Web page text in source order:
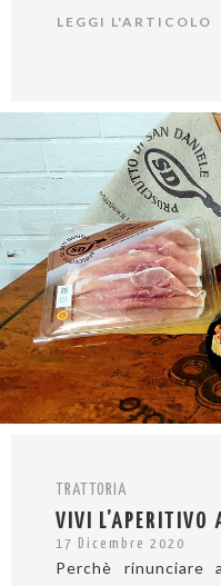
LEGGI L'ARTICOLO
TRATTORIA
VIVI L’APERITIVO
17 Dicembre 2020
Perchè rinunciare